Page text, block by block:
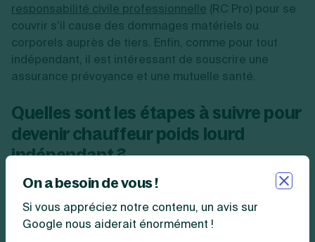
responsabilité civile professionnelle (RC Pro) pour se
couvrir s’il cause des dommages matériels ou
corporels auprès de tiers. Enfin, comme pour tout
indépendant, il est intéressant de souscrire une
assurance prévoyance et une mutuelle santé.
Quelles sont les étapes à suivre pour
devenir chauffeur poids lourd
indépendant ?
Afin de devenir conducteur indépendant de véhicules
lourds, il faut :
On a besoin de vous !
Si vous appréciez notre contenu, un avis sur
Google nous aiderait énormément !